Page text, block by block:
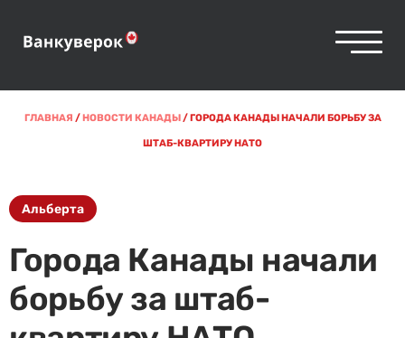
ГЛАВНАЯ /НОВОСТИ КАНАДЫ/ГОРОДА КАНАДЫ НАЧАЛИ БОРЬБУ ЗА
ШТАБ-КВАРТИРУ НАТО
Альберта
Города Канады начали
борьбу за штаб-